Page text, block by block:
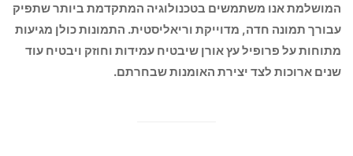
המושלמת אנו משתמשים בטכנולוגיה המתקדמת ביותר שתפיק
עבורך תמונה חדה, מדוייקת וריאליסטית. התמונות כולן מגיעות
מתוחות על פרופיל עץ אורן שיבטיח עמידות וחוזק ויבטיח עוד
שנים ארוכות לצד יצירת האומנות שבחרתם.